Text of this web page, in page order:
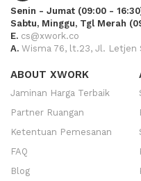
Senin - Jumat (09:00 -
Sabtu, Minggu, Tgl Merah
E. cs@xwork.co
A. Wisma 76, lt.23, Jl. Letjen
ABOUT XWORK
Jaminan Harga Terbaik
Partner Ruangan
Ketentuan Pemesanan
FAQ
Blog